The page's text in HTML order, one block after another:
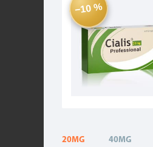
−10 %
20MG 40MG